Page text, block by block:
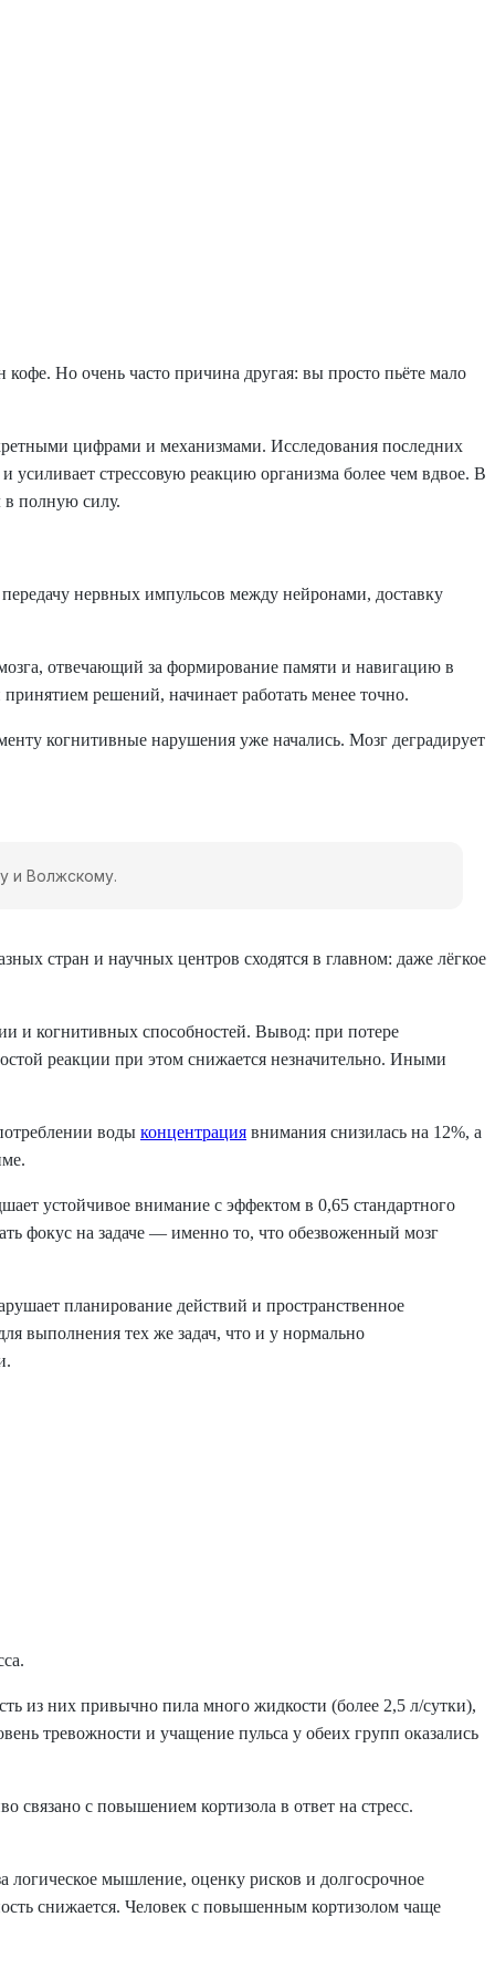
Но очень часто причина другая: вы просто пьёте мало
цифрами и механизмами. Исследования последних
усиливает стрессовую реакцию организма более чем вдвое. В
в полную силу.
нервных импульсов между нейронами, доставку
отвечающий за формирование памяти и навигацию в
решений, начинает работать менее точно.
когнитивные нарушения уже начались. Мозг деградирует
и Волжскому.
стран и научных центров сходятся в главном: даже лёгкое
и когнитивных способностей. Вывод: при потере
реакции при этом снижается незначительно. Иными
воды концентрация внимания снизилась на 12%, а
устойчивое внимание с эффектом в 0,65 стандартного
фокус на задаче — именно то, что обезвоженный мозг
планирование действий и пространственное
выполнения тех же задач, что и у нормально
из них привычно пила много жидкости (более 2,5 л/сутки),
тревожности и учащение пульса у обеих групп оказались
связано с повышением кортизола в ответ на стресс.
логическое мышление, оценку рисков и долгосрочное
снижается. Человек с повышенным кортизолом чаще